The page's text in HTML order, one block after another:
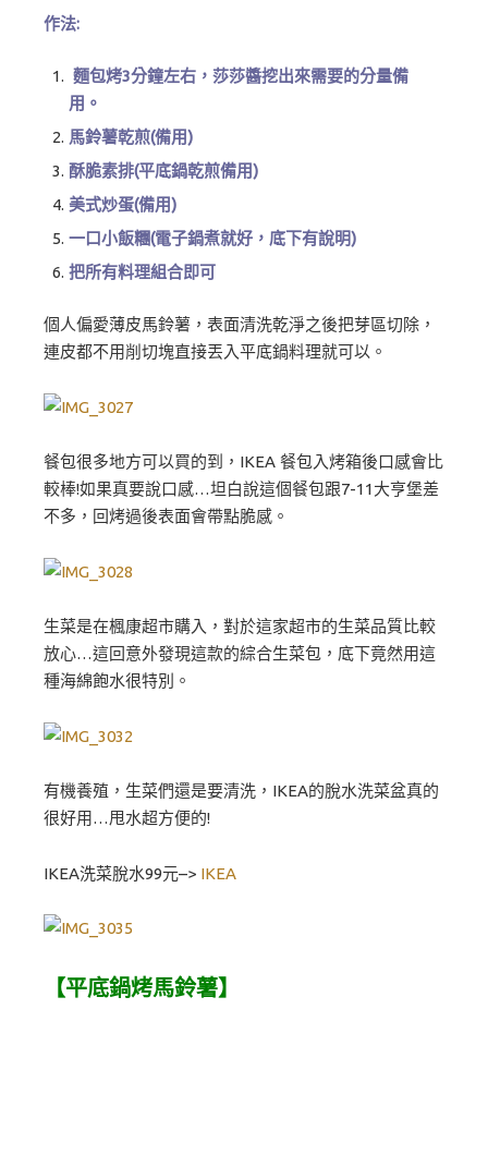
作法:
麵包烤3分鐘左右，莎莎醬挖出來需要的分量備
用。
馬鈴薯乾煎(備用)
酥脆素排(平底鍋乾煎備用)
美式炒蛋(備用)
一口小飯糰(電子鍋煮就好，底下有說明)
把所有料理組合即可
個人偏愛薄皮馬鈴薯，表面清洗乾淨之後把芽區切除，
連皮都不用削切塊直接丟入平底鍋料理就可以。
餐包很多地方可以買的到，IKEA 餐包入烤箱後口感會比
較棒!如果真要說口感…坦白說這個餐包跟7-11大亨堡差
不多，回烤過後表面會帶點脆感。
生菜是在楓康超市購入，對於這家超市的生菜品質比較
放心…這回意外發現這款的綜合生菜包，底下竟然用這
種海綿飽水很特別。
有機養殖，生菜們還是要清洗，IKEA的脫水洗菜盆真的
很好用…甩水超方便的!
IKEA洗菜脫水99元–> IKEA
【平底鍋烤馬鈴薯】